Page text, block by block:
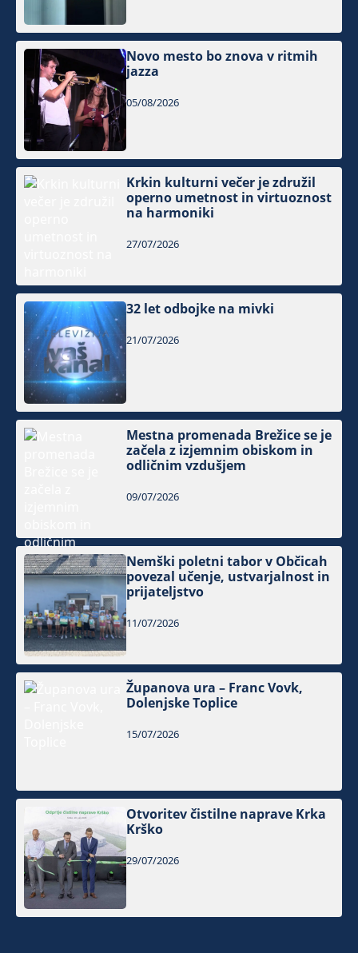
Novo mesto bo znova v ritmih
jazza
05/08/2026
Krkin kulturni večer je združil
operno umetnost in virtuoznost
na harmoniki
27/07/2026
32 let odbojke na mivki
21/07/2026
Mestna promenada Brežice se je
začela z izjemnim obiskom in
odličnim vzdušjem
09/07/2026
Nemški poletni tabor v Občicah
povezal učenje, ustvarjalnost in
prijateljstvo
11/07/2026
Županova ura – Franc Vovk,
Dolenjske Toplice
15/07/2026
Otvoritev čistilne naprave Krka
Krško
29/07/2026